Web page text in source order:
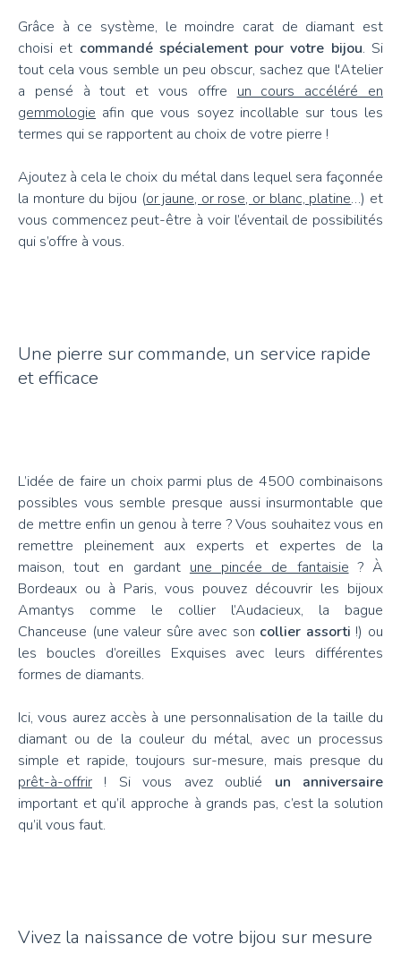
Grâce à ce système, le moindre carat de diamant est
choisi et commandé spécialement pour votre bijou. Si
tout cela vous semble un peu obscur, sachez que l'Atelier
a pensé à tout et vous offre un cours accéléré en
gemmologie afin que vous soyez incollable sur tous les
termes qui se rapportent au choix de votre pierre !
Ajoutez à cela le choix du métal dans lequel sera façonnée
la monture du bijou (or jaune, or rose, or blanc, platine…) et
vous commencez peut-être à voir l’éventail de possibilités
qui s’offre à vous.
Une pierre sur commande, un service rapide
et efficace
L’idée de faire un choix parmi plus de 4500 combinaisons
possibles vous semble presque aussi insurmontable que
de mettre enfin un genou à terre ? Vous souhaitez vous en
remettre pleinement aux experts et expertes de la
maison, tout en gardant une pincée de fantaisie ? À
Bordeaux ou à Paris, vous pouvez découvrir les bijoux
Amantys comme le collier l’Audacieux, la bague
Chanceuse (une valeur sûre avec son collier assorti !) ou
les boucles d’oreilles Exquises avec leurs différentes
formes de diamants.
Ici, vous aurez accès à une personnalisation de la taille du
diamant ou de la couleur du métal, avec un processus
simple et rapide, toujours sur-mesure, mais presque du
prêt-à-offrir ! Si vous avez oublié un anniversaire
important et qu’il approche à grands pas, c’est la solution
qu’il vous faut.
Vivez la naissance de votre bijou sur mesure